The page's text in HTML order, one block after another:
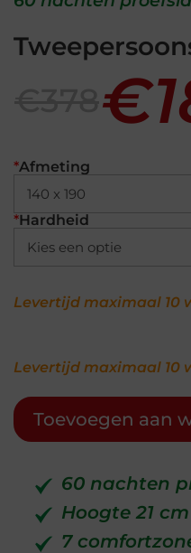
*Afmeting
*Hardheid
Levertijd maximaal 10
Levertijd maximaal 10
Toevoegen aan
60 nachten
Hoogte 21 cm
7